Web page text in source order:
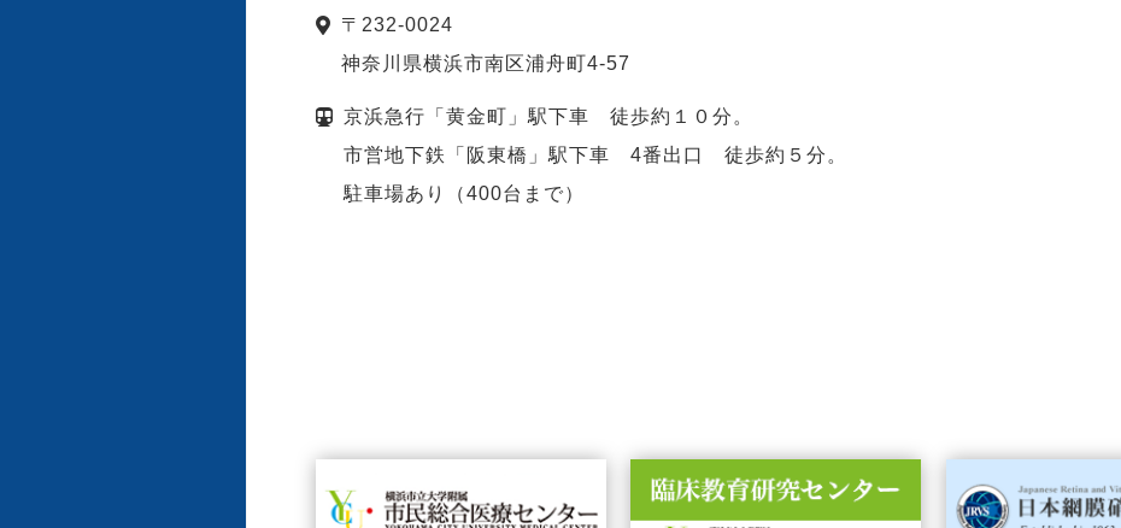
〒 232-0024
神奈川県横浜市南区浦舟町4-57
京浜急行「黄金町」駅下車 徒歩約１０分。
市営地下鉄「阪東橋」駅下車 4番出口 徒歩約５分。
駐車場あり（400台まで）